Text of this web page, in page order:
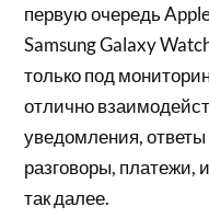
первую очередь
Samsung Galaxy
только под
отлично
уведомления,
разговоры, платежи,
так далее.